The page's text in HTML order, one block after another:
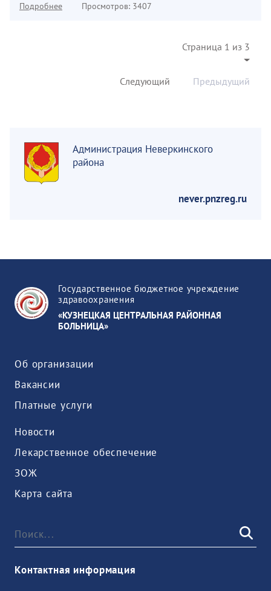
Подробнее Просмотров: 3407
Страница 1 из 3
Предыдущий
Следующий
Администрация Неверкинского
района
never.pnzreg.ru
Государственное бюджетное учреждение
здравоохранения
«КУЗНЕЦКАЯ ЦЕНТРАЛЬНАЯ РАЙОННАЯ
БОЛЬНИЦА»
Об организации
Вакансии
Платные услуги
Новости
Лекарственное обеспечение
ЗОЖ
Карта сайта
Контактная информация